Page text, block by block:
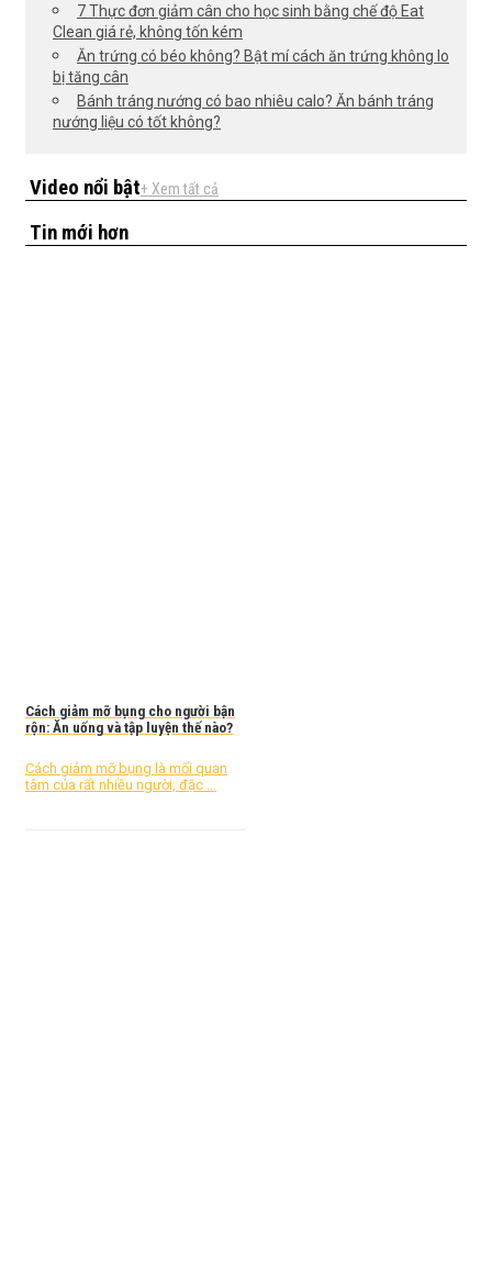
7 Thực đơn giảm cân cho học sinh bằng chế độ Eat
Clean giá rẻ, không tốn kém
Ăn trứng có béo không? Bật mí cách ăn trứng không lo
bị tăng cân
Bánh tráng nướng có bao nhiêu calo? Ăn bánh tráng
nướng liệu có tốt không?
Video nổi bật+ Xem tất cả
Tin mới hơn
Cách giảm mỡ bụng cho người bận
rộn: Ăn uống và tập luyện thế nào?
Cách giảm mỡ bụng là mối quan
tâm của rất nhiều người, đặc ...